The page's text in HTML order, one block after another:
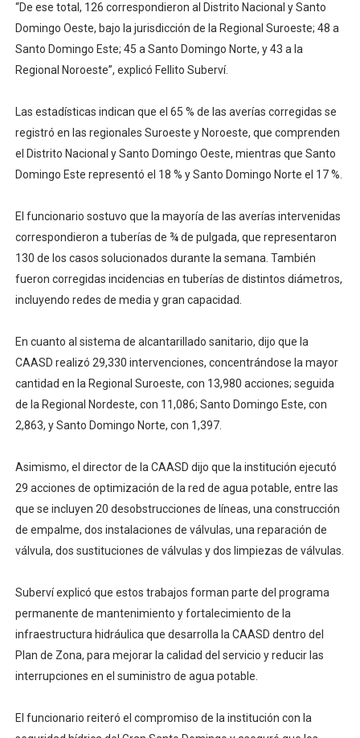
“De ese total, 126 correspondieron al Distrito Nacional y Santo
Domingo Oeste, bajo la jurisdicción de la Regional Suroeste; 48 a
Santo Domingo Este; 45 a Santo Domingo Norte, y 43 a la
Regional Noroeste”, explicó Fellito Suberví.
Las estadísticas indican que el 65 % de las averías corregidas se
registró en las regionales Suroeste y Noroeste, que comprenden
el Distrito Nacional y Santo Domingo Oeste, mientras que Santo
Domingo Este representó el 18 % y Santo Domingo Norte el 17 %.
El funcionario sostuvo que la mayoría de las averías intervenidas
correspondieron a tuberías de ¾ de pulgada, que representaron
130 de los casos solucionados durante la semana. También
fueron corregidas incidencias en tuberías de distintos diámetros,
incluyendo redes de media y gran capacidad.
En cuanto al sistema de alcantarillado sanitario, dijo que la
CAASD realizó 29,330 intervenciones, concentrándose la mayor
cantidad en la Regional Suroeste, con 13,980 acciones; seguida
de la Regional Nordeste, con 11,086; Santo Domingo Este, con
2,863, y Santo Domingo Norte, con 1,397.
Asimismo, el director de la CAASD dijo que la institución ejecutó
29 acciones de optimización de la red de agua potable, entre las
que se incluyen 20 desobstrucciones de líneas, una construcción
de empalme, dos instalaciones de válvulas, una reparación de
válvula, dos sustituciones de válvulas y dos limpiezas de válvulas.
Suberví explicó que estos trabajos forman parte del programa
permanente de mantenimiento y fortalecimiento de la
infraestructura hidráulica que desarrolla la CAASD dentro del
Plan de Zona, para mejorar la calidad del servicio y reducir las
interrupciones en el suministro de agua potable.
El funcionario reiteró el compromiso de la institución con la